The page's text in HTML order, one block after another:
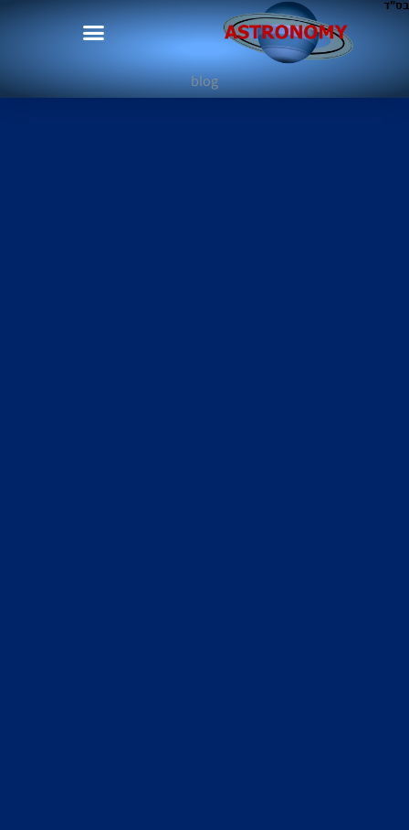
בס"ד
blog